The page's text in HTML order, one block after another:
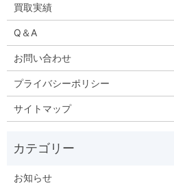
買取実績
Q＆A
お問い合わせ
プライバシーポリシー
サイトマップ
お知らせ